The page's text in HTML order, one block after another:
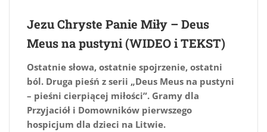
Jezu Chryste Panie Miły – Deus
Meus na pustyni (WIDEO i TEKST)
Ostatnie słowa, ostatnie spojrzenie, ostatni
ból. Druga pieśń z serii „Deus Meus na pustyni
– pieśni cierpiącej miłości”. Gramy dla
Przyjaciół i Domowników pierwszego
hospicjum dla dzieci na Litwie.